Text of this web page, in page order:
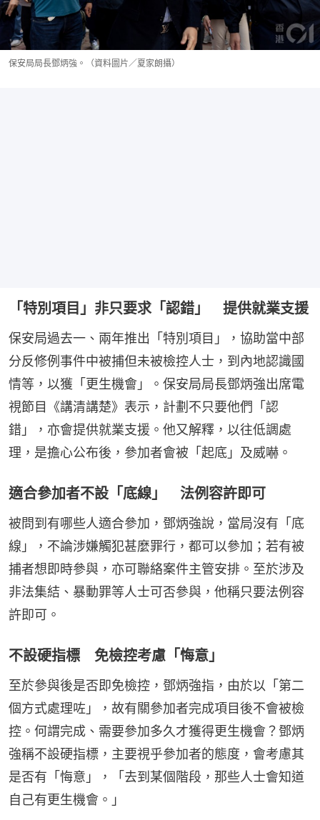
保安局局長鄧炳強。（資料圖片／夏家朗攝）
「特別項目」非只要求「認錯」 提供就業支援
保安局過去一、兩年推出「特別項目」，協助當中部
分反修例事件中被捕但未被檢控人士，到內地認識國
情等，以獲「更生機會」。保安局局長鄧炳強出席電
視節目《講清講楚》表示，計劃不只要他們「認
錯」，亦會提供就業支援。他又解釋，以往低調處
理，是擔心公布後，參加者會被「起底」及威嚇。
適合參加者不設「底線」 法例容許即可
被問到有哪些人適合參加，鄧炳強說，當局沒有「底
線」，不論涉嫌觸犯甚麼罪行，都可以參加；若有被
捕者想即時參與，亦可聯絡案件主管安排。至於涉及
非法集結、暴動罪等人士可否參與，他稱只要法例容
許即可。
不設硬指標 免檢控考慮「悔意」
至於參與後是否即免檢控，鄧炳強指，由於以「第二
個方式處理咗」，故有關參加者完成項目後不會被檢
控。何謂完成、需要參加多久才獲得更生機會？鄧炳
強稱不設硬指標，主要視乎參加者的態度，會考慮其
是否有「悔意」，「去到某個階段，那些人士會知道
自己有更生機會。」